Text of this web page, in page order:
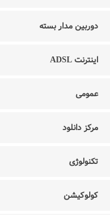
دوربین مدار بسته
اینترنت ADSL
عمومی
مرکز دانلود
تکنولوژی
کولوکیشن